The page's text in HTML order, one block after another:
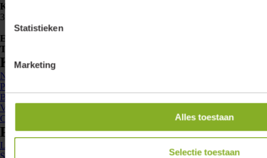
Statistieken
Marketing
Alles toestaan
Selectie toestaan
Klemko Techniek B.V.
3763 LB Soest
E-mailadres
Telefoonnummer
Kennis en inspiratie
Nieuws
Projecten
Brochures
Veelgestelde vragen
Contact
Producten
Led spots
Spanningsrails en railspots